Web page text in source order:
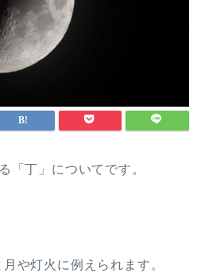
「丁」についてです。
や灯火に例えられます。